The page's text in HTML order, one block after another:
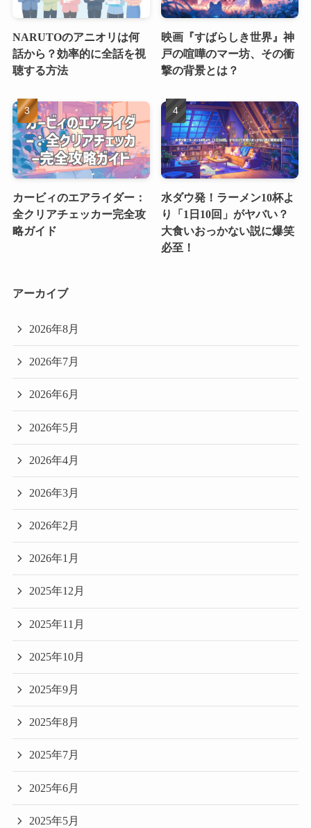
NARUTOのアニオリは何
話から？効率的に全話を視
聴する方法
映画『すばらしき世界』神
戸の喧嘩のマー坊、その衝
撃の背景とは？
カービィのエアライダー：
全クリアチェッカー完全攻
略ガイド
水ダウ発！ラーメン10杯よ
り「1日10回」がヤバい？
大食いおっかない説に爆笑
必至！
アーカイブ
2026年8月
2026年7月
2026年6月
2026年5月
2026年4月
2026年3月
2026年2月
2026年1月
2025年12月
2025年11月
2025年10月
2025年9月
2025年8月
2025年7月
2025年6月
2025年5月